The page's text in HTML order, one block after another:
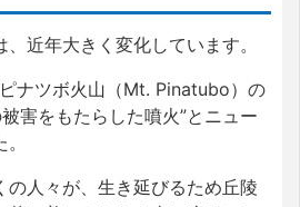
近年大きく変化しています。
ナツボ火山（Mt. Pinatubo）の
害をもたらした噴火”とニュー
の人々が、生き延びるため丘陵